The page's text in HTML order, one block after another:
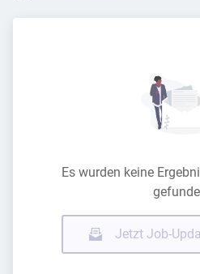
Es wurden keine
Jetzt Job-